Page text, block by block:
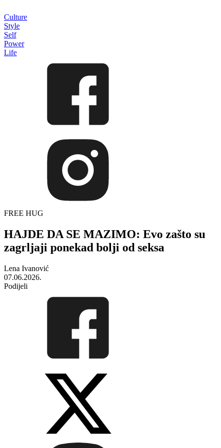
Culture
Style
Self
Power
Life
FREE HUG
HAJDE DA SE MAZIMO: Evo zašto su
zagrljaji ponekad bolji od seksa
Lena Ivanović
07.06.2026.
Podijeli